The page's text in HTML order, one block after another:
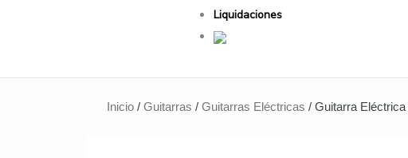
Liquidaciones
Inicio /Guitarras /Guitarras Eléctricas / Guitarra